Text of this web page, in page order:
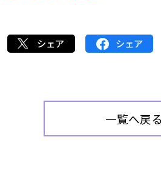
シェア シェア
一覧へ戻る